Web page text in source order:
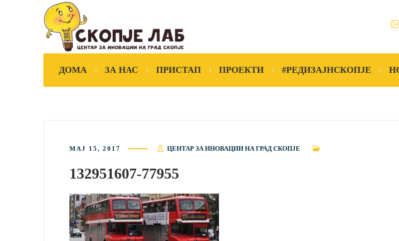
ДОМА ЗА НАС ПРИСТАП ПРОЕКТИ #РЕДИЗАЈНСКОПЈЕ
МАЈ 15, 2017 ЦЕНТАР ЗА ИНОВАЦИИ НА ГРАД СКОПЈЕ
132951607-77955